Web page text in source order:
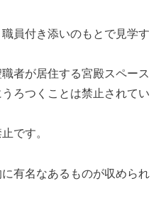
員付き添いのもとで見学す
者が居住する宮殿スペース
ろつくことは禁止されてい
です。
有名なあるものが収められ